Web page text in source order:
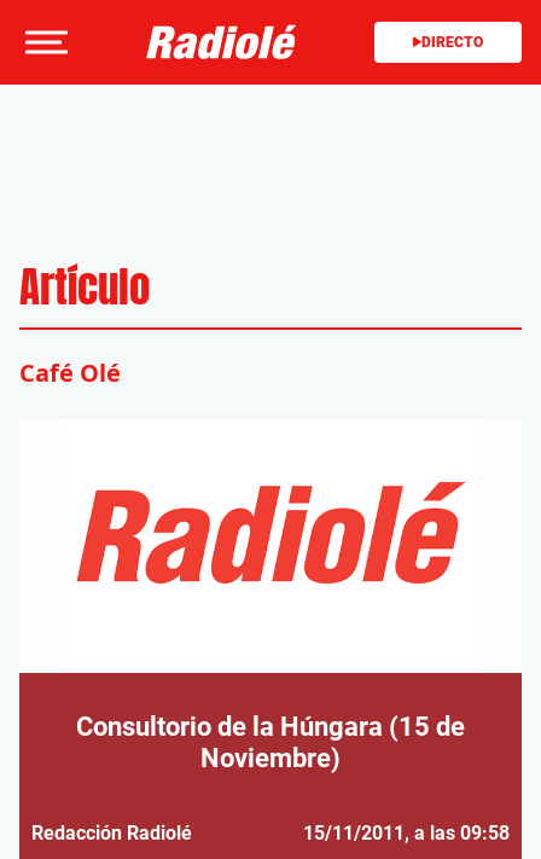
DIRECTO
Artículo
Café Olé
Consultorio de la Húngara (15 de
Noviembre)
Redacción Radiolé 15/11/2011, a las 09:58